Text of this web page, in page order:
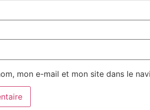
mon e-mail et mon site dans le